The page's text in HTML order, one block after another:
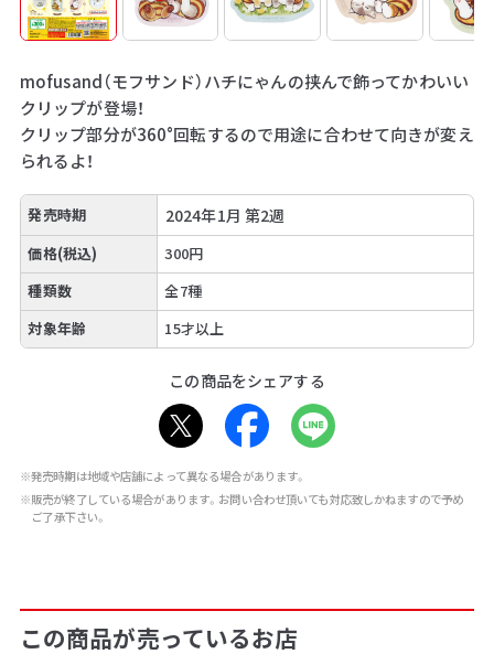
mofusand（モフサンド）ハチにゃんの挟んで飾ってかわいい
クリップが登場！
クリップ部分が360°回転するので用途に合わせて向きが変え
られるよ！
発売時期 2024年1月 第2週
価格(税込)
300円
種類数
全7種
対象年齢
15才以上
この商品をシェアする
※発売時期は地域や店舗によって異なる場合があります。
※販売が終了している場合があります。お問い合わせ頂いても対応致しかねますので予め
ご了承下さい。
この商品が売っているお店